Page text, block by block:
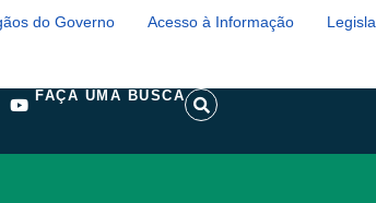
do Governo Acesso à Informação
Y
o
FAÇA UMA BUSCA
S
e